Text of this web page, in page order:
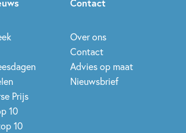
Prijs
10
10
Over ons
Contact
Advies op maat
Nieuwsbrief